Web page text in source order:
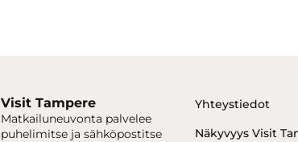
Visit Tampere
Matkailuneuvonta palvelee
puhelimitse ja sähköpostitse
Yhteystiedot
Näkyvyys Visit